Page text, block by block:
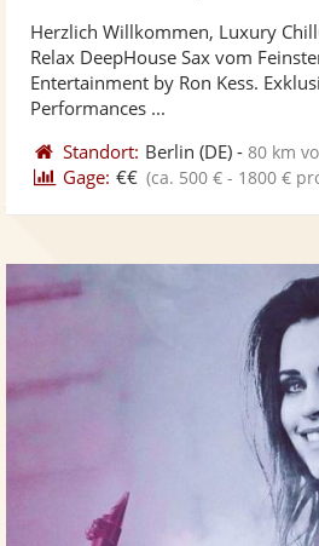
Herzlich Willkommen, Luxury
Relax DeepHouse Sax vom
Entertainment by Ron Kess.
Performances ...
Standort: Berlin (DE) -80 km
Gage: €€ (ca. 500 € - 1800 €